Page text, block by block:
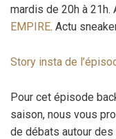
mardis de 20h à 21h.
EMPIRE. Actu
Story insta de
Pour cet épisode
saison, nous vous
de débats autour des